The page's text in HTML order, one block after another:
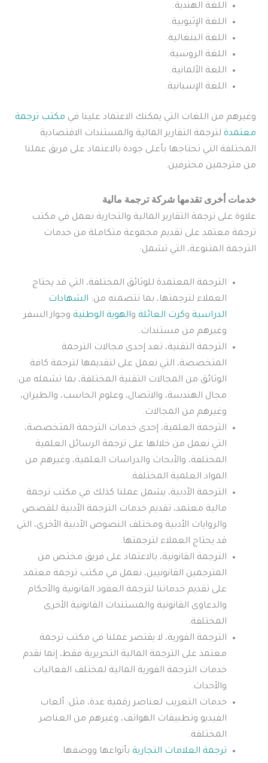
اللغة الهندية.
اللغة الإثيوبية.
اللغة البنغالية.
اللغة الروسية.
اللغة الألمانية.
اللغة الإسبانية.
وغيرهم من اللغات التي يمكنك الاعتماد علينا في مكتب ترجمة
معتمدة لترجمة التقارير المالية والمستندات الاقتصادية
المختلفة التي تحتاجها بأعلى جودة بالاعتماد على فريق عملنا
من مترجمين محترفين.
خدمات أخرى تقدمها شركة ترجمة مالية
علاوة على ترجمة التقارير المالية والتجارية نعمل في مكتب
ترجمة معتمد على تقديم مجموعة متكاملة من خدمات
الترجمة المتنوعة، التي تشمل:
الترجمة المعتمدة للوثائق المختلفة، التي قد يحتاج
العملاء لترجمتها، بما تتضمنه من: الشهادات
الدراسية وكرت العائلة والهوية الوطنية وجواز السفر
وغيرهم من مستندات.
الترجمة التقنية، تعد إحدى مجالات الترجمة
المتخصصة، التي نعمل على لتقديمها لترجمة كافة
الوثائق من المجالات التقنية المختلفة، بما تشمله من:
مجال الهندسة، والاتصال، وعلوم الحاسب، والطيران،
وغيرهم من المجالات.
الترجمة العلمية، إحدى خدمات الترجمة المتخصصة،
التي نعمل من خلالها على ترجمة الرسائل العلمية
المختلفة، والأبحاث والدراسات العلمية، وغيرهم من
المواد العلمية المختلفة.
الترجمة الأدبية، يشمل عملنا كذلك في مكتب ترجمة
مالية معتمد، تقديم خدمات الترجمة الأدبية للقصص
والروايات الأدبية ومختلف النصوص الأدبية الأخرى، التي
قد يحتاج العملاء لترجمتها.
الترجمة القانونية، بالاعتماد على فريق مختص من
المترجمين القانونيين، نعمل في مكتب ترجمة معتمد
على تقديم خدماتنا لترجمة العقود القانونية والأحكام
والدعاوى القانونية والمستندات القانونية الأخرى
المختلفة.
الترجمة الفورية، لا يقتصر عملنا في مكتب ترجمة
معتمد على الترجمة المالية التحريرية فقط، إنما نقدم
خدمات الترجمة الفورية المالية لمختلف الفعاليات
والأحداث.
خدمات التعريب لعناصر رقمية عدة، مثل: ألعاب
الفيديو وتطبيقات الهواتف، وغيرهم من العناصر
المختلفة.
ترجمة العلامات التجارية بأنواعها ووصفها.